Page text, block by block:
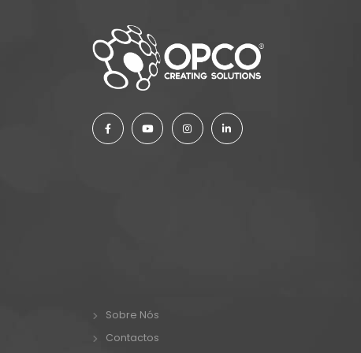
Sobre Nós
Contactos